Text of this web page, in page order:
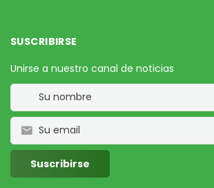
SUSCRIBIRSE
Unirse a nuestro canal de noticias